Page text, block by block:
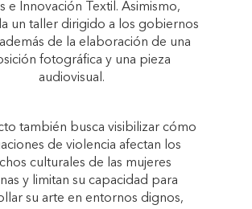
e Innovación Textil. Asimismo,
un taller dirigido a los gobiernos
de la elaboración de una
fotográfica y una pieza
audiovisual.
también busca visibilizar cómo
de violencia afectan los
culturales de las mujeres
y limitan su capacidad para
su arte en entornos dignos,